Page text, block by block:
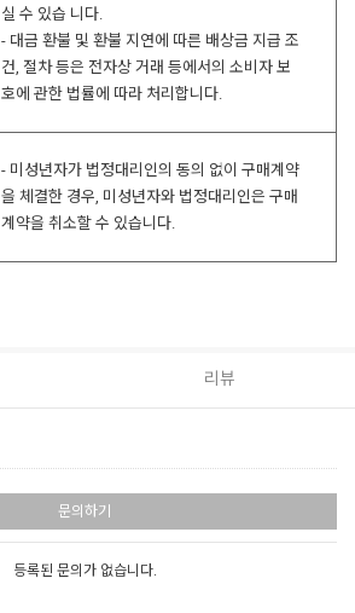
실 수 있습 니다.
- 대금 환불 및 환불 지연에 따른 배상금 지급 조
건, 절차 등은 전자상 거래 등에서의 소비자 보
호에 관한 법률에 따라 처리합니다.
- 미성년자가 법정대리인의 동의 없이 구매계약
을 체결한 경우, 미성년자와 법정대리인은 구매
계약을 취소할 수 있습니다.
리뷰
문의하기
등록된 문의가 없습니다.